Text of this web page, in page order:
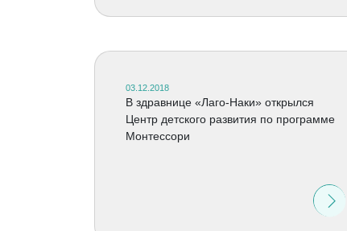
03.12.2018
В здравнице «Лаго-Наки» открылся
Центр детского развития по программе
Монтессори